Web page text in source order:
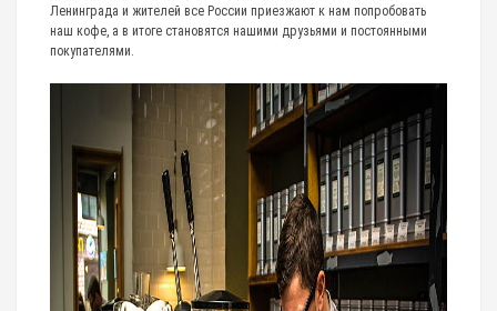
Ленинграда и жителей все России приезжают к нам попробовать
наш кофе, а в итоге становятся нашими друзьями и постоянными
покупателями.